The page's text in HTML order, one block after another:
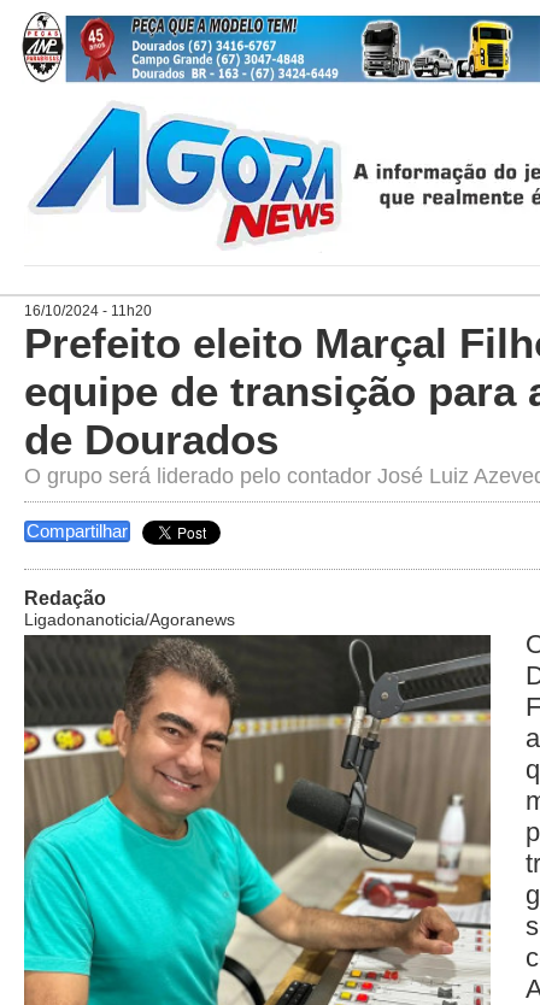
16/10/2024 - 11h20
Prefeito eleito Marçal
equipe de transição para
de Dourados
O grupo será liderado pelo contador José Luiz
Compartilhar
Redação
Ligadonanoticia/Agoranews